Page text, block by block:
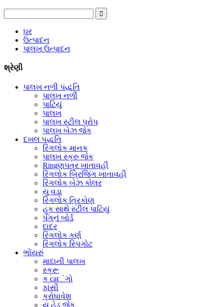
ઘર
ઉત્પાદન
પાલખ ઉત્પાદન
શ્રેણી
પાલખ નળી પદ્ધતિ
પાલખ નળી
પાટિયું
પાલખ
પાલખ સ્ટીલ પ્રોપ
પાલખ બેઝ જેક
દખલ પદ્ધતિ
રિંગલોક માનક
પાલખ સ્ક્રુ જેક
Ringણપત્ર ખાતાવહી
રિંગલોક બ્રિજિંગ ખાતાવહી
રિંગલોક બેઝ કોલર
યુ વડા
રિંગલોક ત્રિકોણ
હૂક સાથે સ્ટીલ પાટિયું
પગનું બોર્ડ
દાદર
રિંગલોક કર્ણ
રિંગલોક સ્પિગોટ
ભોંયરું
માદાની પાલખ
સ્ક્રૂ
ક catંગો
ફાંસી
ક્રોધાવેશ
યુ હેડ જેક